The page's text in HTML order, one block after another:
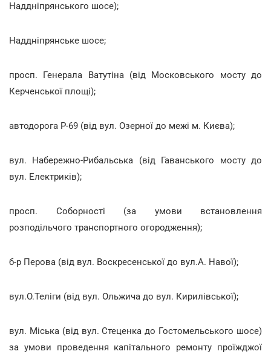
Наддніпрянського шосе);
Наддніпрянське шосе;
просп. Генерала Ватутіна (від Московського мосту до
Керченської площі);
автодорога Р-69 (від вул. Озерної до межі м. Києва);
вул. Набережно-Рибальська (від Гаванського мосту до
вул. Електриків);
просп. Соборності (за умови встановлення
розподільчого транспортного огородження);
б-р Перова (від вул. Воскресенської до вул.А. Навої);
вул.О.Теліги (від вул. Ольжича до вул. Кирилівської);
вул. Міська (від вул. Стеценка до Гостомельського шосе)
за умови проведення капітального ремонту проїжджої